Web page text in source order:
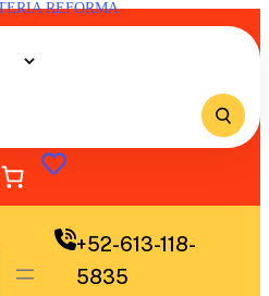
+52-613-118-
5835